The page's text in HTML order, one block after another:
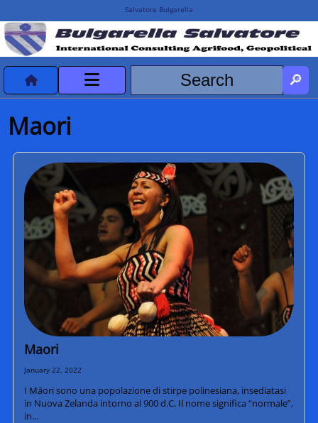
Salvatore Bulgarella
CVvCredits
HOME
DeclassificatiNC
Turismo Progetti
Projects Missions
Maori
Maori
January 22, 2022
I Māori sono una popolazione di stirpe polinesiana, insediatasi
in Nuova Zelanda intorno al 900 d.C. Il nome significa “normale”,
in…